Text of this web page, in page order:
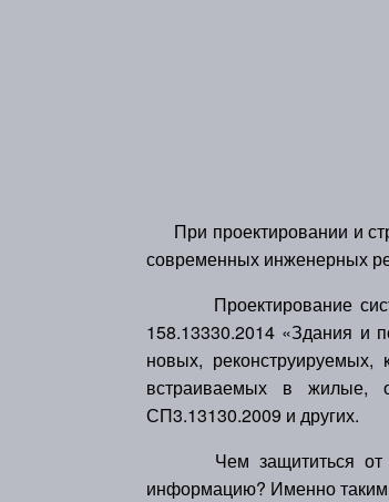
При проектировании и
современных инженерных
Проектирование
158.13330.2014 «Здания и
новых, реконструируемых,
встраиваемых в жилые,
СП3.13130.2009 и других.
Чем защититься от
информацию? Именно таким